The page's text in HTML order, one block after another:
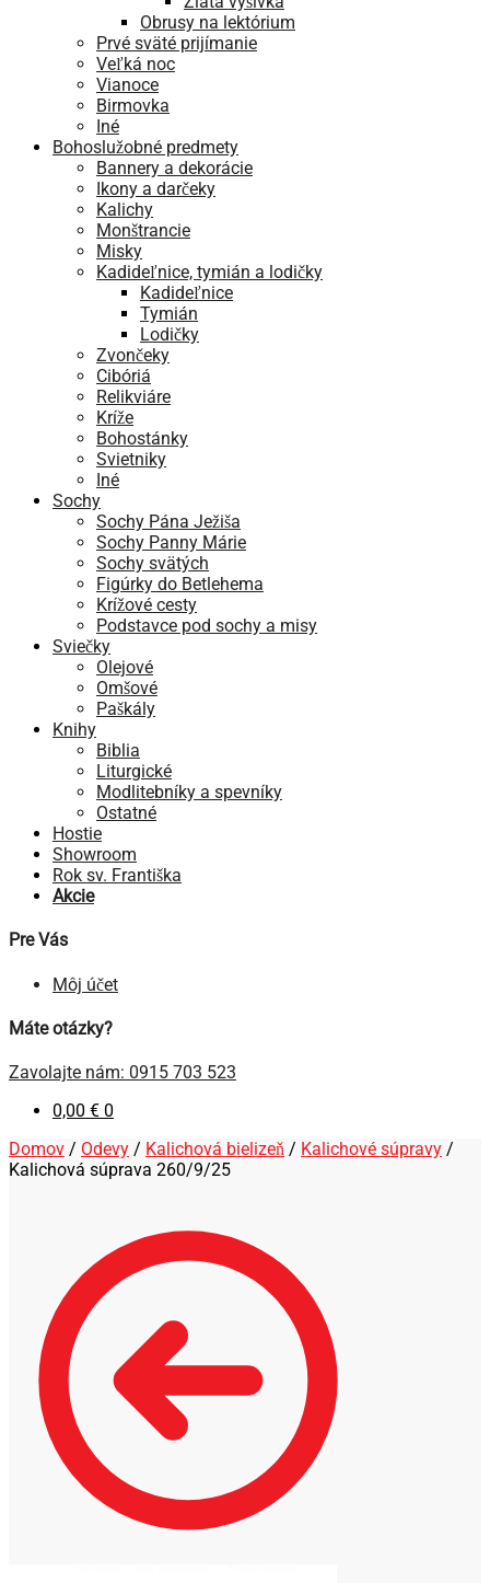
Obrusy na lektórium
Prvé sväté prijímanie
Veľká noc
Vianoce
Birmovka
Iné
Bohoslužobné predmety
Bannery a dekorácie
Ikony a darčeky
Kalichy
Monštrancie
Misky
Kadideľnice, tymián a lodičky
Kadideľnice
Tymián
Lodičky
Zvončeky
Cibóriá
Relikviáre
Kríže
Bohostánky
Svietniky
Iné
Sochy
Sochy Pána Ježiša
Sochy Panny Márie
Sochy svätých
Figúrky do Betlehema
Krížové cesty
Podstavce pod sochy a misy
Sviečky
Olejové
Omšové
Paškály
Knihy
Biblia
Liturgické
Modlitebníky a spevníky
Ostatné
Hostie
Showroom
Rok sv. Františka
Akcie
Pre Vás
Môj účet
Máte otázky?
Zavolajte nám: 0915 703 523
0,00 € 0
Domov / Odevy / Kalichová bielizeň / Kalichové súpravy /
Kalichová súprava 260/9/25